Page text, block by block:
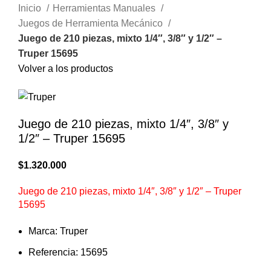
Inicio
Herramientas Manuales
Juegos de Herramienta Mecánico
Juego de 210 piezas, mixto 1/4″, 3/8″ y 1/2″ –
Truper 15695
Volver a los productos
Juego de 210 piezas, mixto 1/4″, 3/8″ y
1/2″ – Truper 15695
$1.320.000
Juego de 210 piezas, mixto 1/4″, 3/8″ y 1/2″ – Truper
15695
Marca: Truper
Referencia: 15695